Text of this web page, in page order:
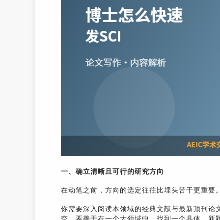
一、确立清晰且可行的研究方向
在动笔之前，方向的选定往往比埋头苦干更重要
你需要深入阅读本领域的经典文献与最新顶刊